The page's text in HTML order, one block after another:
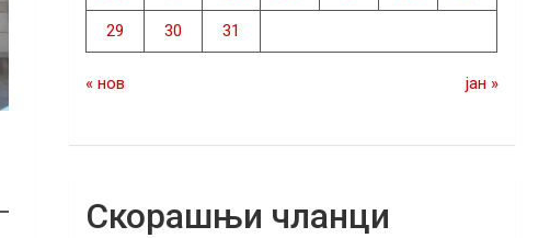
29 30 31
« нов јан »
Скорашњи чланци